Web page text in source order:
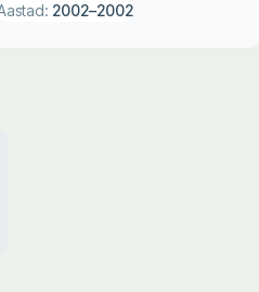
2002–2002